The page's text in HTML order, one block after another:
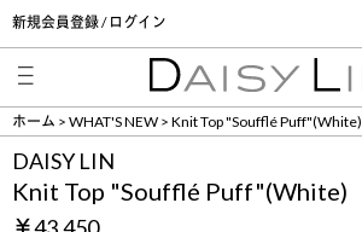
新規会員登録 / ログイン
ホーム WHAT'S NEW Knit Top "Soufflé Puff"(White)
DAISY LIN
Knit Top "Soufflé Puff"(White)